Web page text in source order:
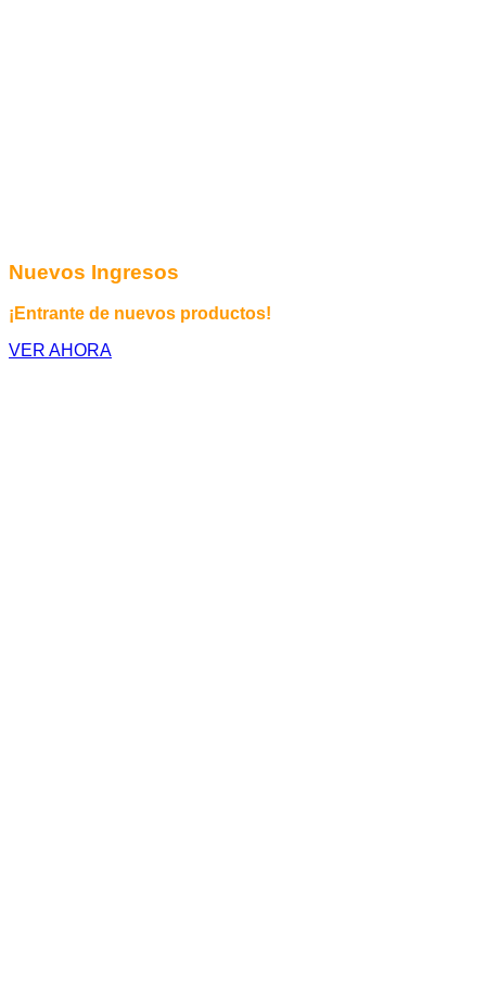
Nuevos Ingresos
¡Entrante de nuevos productos!
VER AHORA